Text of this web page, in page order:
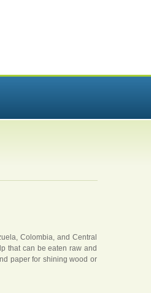
Colombia, and Central
that can be eaten raw and
paper for shining wood or